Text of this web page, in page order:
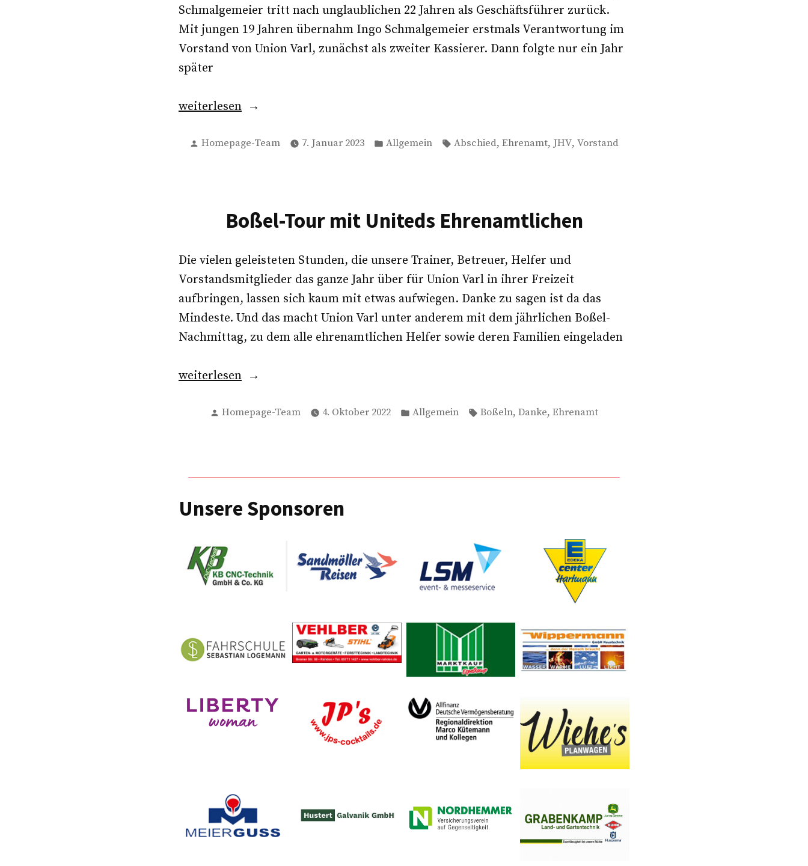
Schmalgemeier tritt nach unglaublichen 22 Jahren als Geschäftsführer zurück.
Mit jungen 19 Jahren übernahm Ingo Schmalgemeier erstmals Verantwortung im
Vorstand von Union Varl, zunächst als zweiter Kassierer. Dann folgte nur ein Jahr
später
„Ingo
auf
verabschiedet“
weiterlesen
Verfasst
Homepage-Team 7. Januar 2023
Veröffentlicht
Allgemein Schlagwörter:
Abschied, Ehrenamt, JHV, Vorstand
Boßel-Tour mit Uniteds Ehrenamtlichen
Die vielen geleisteten Stunden, die unsere Trainer, Betreuer, Helfer und
Vorstandsmitglieder das ganze Jahr über für Union Varl in ihrer Freizeit
aufbringen, lassen sich kaum mit etwas aufwiegen. Danke zu sagen ist da das
Mindeste. Und das macht Union Varl unter anderem mit dem jährlichen Boßel-
Nachmittag, zu dem alle ehrenamtlichen Helfer sowie deren Familien eingeladen
„Boßel-
weiterlesen
Verfasst
Homepage-Team 4. Oktober 2022
Veröffentlicht
Allgemein Schlagwörter:
Boßeln, Danke, Ehrenamt
Unsere Sponsoren